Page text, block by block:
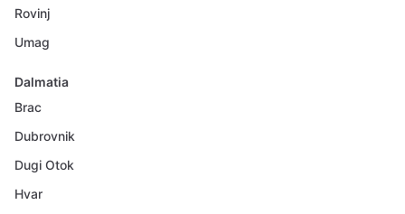
Rovinj
Umag
Dalmatia
Brac
Dubrovnik
Dugi Otok
Hvar